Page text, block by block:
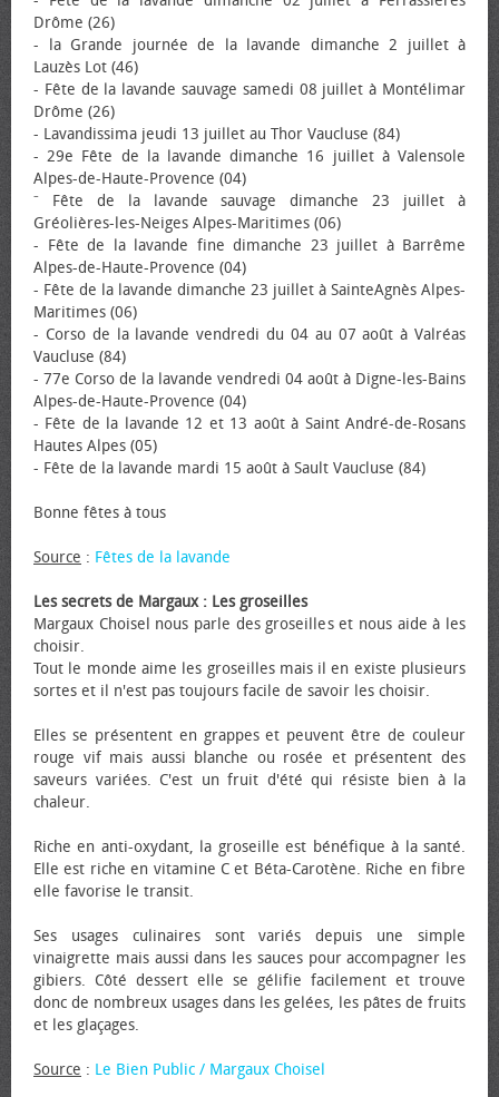
Drôme (26)
- la Grande journée de la lavande dimanche 2 juillet à
Lauzès Lot (46)
- Fête de la lavande sauvage samedi 08 juillet à Montélimar
Drôme (26)
- Lavandissima jeudi 13 juillet au Thor Vaucluse (84)
- 29e Fête de la lavande dimanche 16 juillet à Valensole
Alpes-de-Haute-Provence (04)
⁻ Fête de la lavande sauvage dimanche 23 juillet à
Gréolières-les-Neiges Alpes-Maritimes (06)
- Fête de la lavande fine dimanche 23 juillet à Barrême
Alpes-de-Haute-Provence (04)
- Fête de la lavande dimanche 23 juillet à SainteAgnès Alpes-
Maritimes (06)
- Corso de la lavande vendredi du 04 au 07 août à Valréas
Vaucluse (84)
- 77e Corso de la lavande vendredi 04 août à Digne-les-Bains
Alpes-de-Haute-Provence (04)
- Fête de la lavande 12 et 13 août à Saint André-de-Rosans
Hautes Alpes (05)
- Fête de la lavande mardi 15 août à Sault Vaucluse (84)
Bonne fêtes à tous
Source : Fêtes de la lavande
Les secrets de Margaux : Les groseilles
Margaux Choisel nous parle des groseilles et nous aide à les
choisir.
Tout le monde aime les groseilles mais il en existe plusieurs
sortes et il n'est pas toujours facile de savoir les choisir.
Elles se présentent en grappes et peuvent être de couleur
rouge vif mais aussi blanche ou rosée et présentent des
saveurs variées. C'est un fruit d'été qui résiste bien à la
chaleur.
Riche en anti-oxydant, la groseille est bénéfique à la santé.
Elle est riche en vitamine C et Béta-Carotène. Riche en fibre
elle favorise le transit.
Ses usages culinaires sont variés depuis une simple
vinaigrette mais aussi dans les sauces pour accompagner les
gibiers. Côté dessert elle se gélifie facilement et trouve
donc de nombreux usages dans les gelées, les pâtes de fruits
et les glaçages.
Source : Le Bien Public / Margaux Choisel